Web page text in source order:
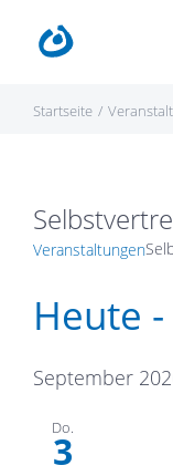
Inhalt
springen
Startseite
Veranstaltungen
Heute -
Datum
wählen.
September
Do.
3